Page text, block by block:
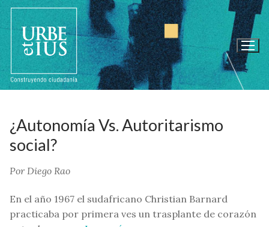
Ir
contenido
¿Autonomía Vs. Autoritarismo
social?
Por Diego Rao
En el año 1967 el sudafricano Christian Barnard
practicaba por primera ves un trasplante de corazón